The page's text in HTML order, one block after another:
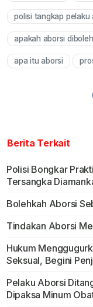
polisi tangkap pelaku
apakah aborsi
apa itu aborsi
Berita Terkait
Polisi Bongkar
Tersangka
Bolehkah Aborsi
Tindakan Aborsi
Hukum
Seksual, Begini
Pelaku Aborsi
Dipaksa Minum